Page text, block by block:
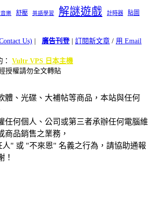
樂 舒壓 英語學習 解謎遊戲 計時器
貼圖
Us) 廣告刊登| 訂閱新文章 / 用 Email
： Vultr VPS 日本主機
授權請勿全文轉貼
體、光碟、大補帖等商品，本站與任何
任何個人、公司或第三者承辦任何電腦維
商品銷售之業務，
" 或 "不來恩" 名義之行為，請協助通報
！